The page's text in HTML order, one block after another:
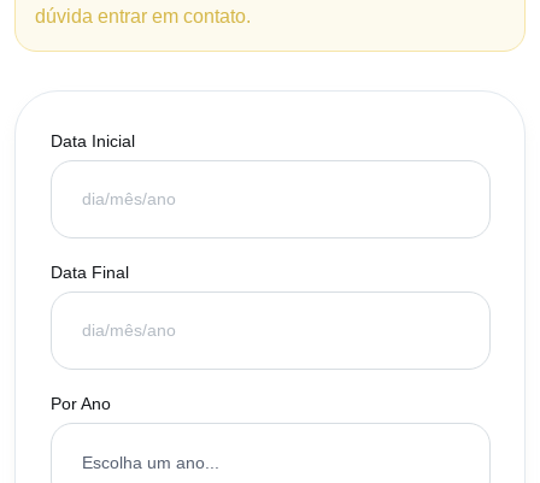
dúvida entrar em contato.
Data Inicial
Data Final
Por Ano